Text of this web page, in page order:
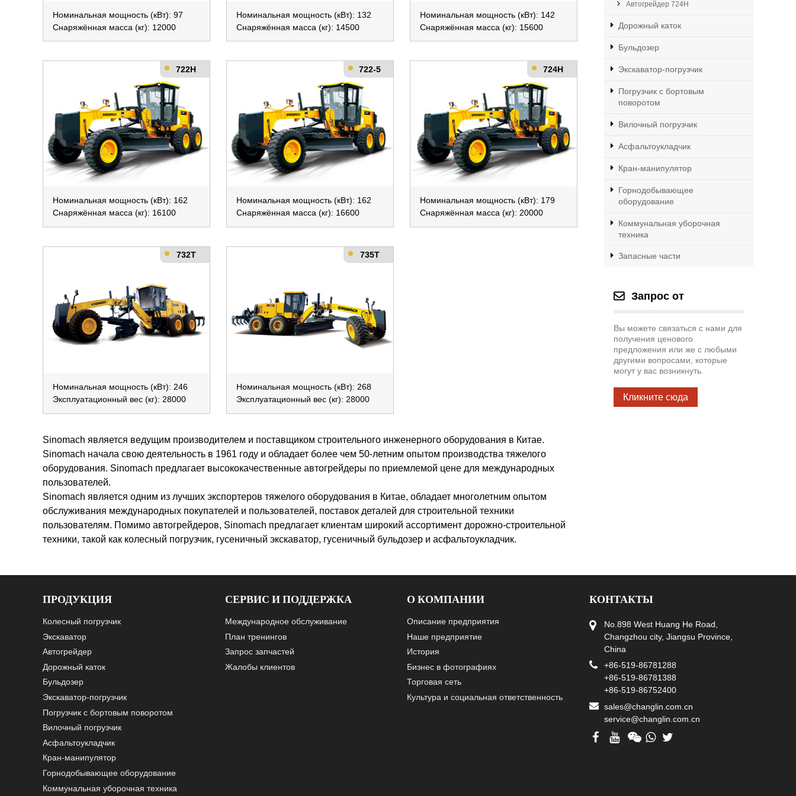
Номинальная мощность (кВт): 97
Снаряжённая масса (кг): 12000
Номинальная мощность (кВт): 132
Снаряжённая масса (кг): 14500
Номинальная мощность (кВт): 142
Снаряжённая масса (кг): 15600
722H
Номинальная мощность (кВт): 162
Снаряжённая масса (кг): 16100
722-5
Номинальная мощность (кВт): 162
Снаряжённая масса (кг): 16600
724H
Номинальная мощность (кВт): 179
Снаряжённая масса (кг): 20000
732T
Номинальная мощность (кВт): 246
Эксплуатационный вес (кг): 28000
735T
Номинальная мощность (кВт): 268
Эксплуатационный вес (кг): 28000
Sinomach является ведущим производителем и поставщиком строительного инженерного оборудования в Китае.
Sinomach начала свою деятельность в 1961 году и обладает более чем 50-летним опытом производства тяжелого
оборудования. Sinomach предлагает высококачественные автогрейдеры по приемлемой цене для международных
пользователей.
Sinomach является одним из лучших экспортеров тяжелого оборудования в Китае, обладает многолетним опытом
обслуживания международных покупателей и пользователей, поставок деталей для строительной техники
пользователям. Помимо автогрейдеров, Sinomach предлагает клиентам широкий ассортимент дорожно-строительной
техники, такой как колесный погрузчик, гусеничный экскаватор, гусеничный бульдозер и асфальтоукладчик.
Автогрейдер 724H
Дорожный каток
Бульдозер
Экскаватор-погрузчик
Погрузчик с бортовым
поворотом
Вилочный погрузчик
Асфальтоукладчик
Кран-манипулятор
Горнодобывающее
оборудование
Коммунальная уборочная
техника
Запасные части
Запрос от
Вы можете связаться с нами для
получения ценового
предложения или же с любыми
другими вопросами, которые
могут у вас возникнуть.
Кликните сюда
ПРОДУКЦИЯ
Колесный погрузчик
Экскаватор
Автогрейдер
Дорожный каток
Бульдозер
Экскаватор-погрузчик
Погрузчик с бортовым поворотом
Вилочный погрузчик
Асфальтоукладчик
Кран-манипулятор
Горнодобывающее оборудование
Коммунальная уборочная техника
СЕРВИС И ПОДДЕРЖКА
Международное обслуживание
План тренингов
Запрос запчастей
Жалобы клиентов
О КОМПАНИИ
Описание предприятия
Наше предприятие
История
Бизнес в фотографиях
Торговая сеть
Культура и социальная ответственность
КОНТАКТЫ
No.898 West Huang He Road,
Changzhou city, Jiangsu Province,
China
+86-519-86781288
+86-519-86781388
+86-519-86752400
sales@changlin.com.cn
service@changlin.com.cn